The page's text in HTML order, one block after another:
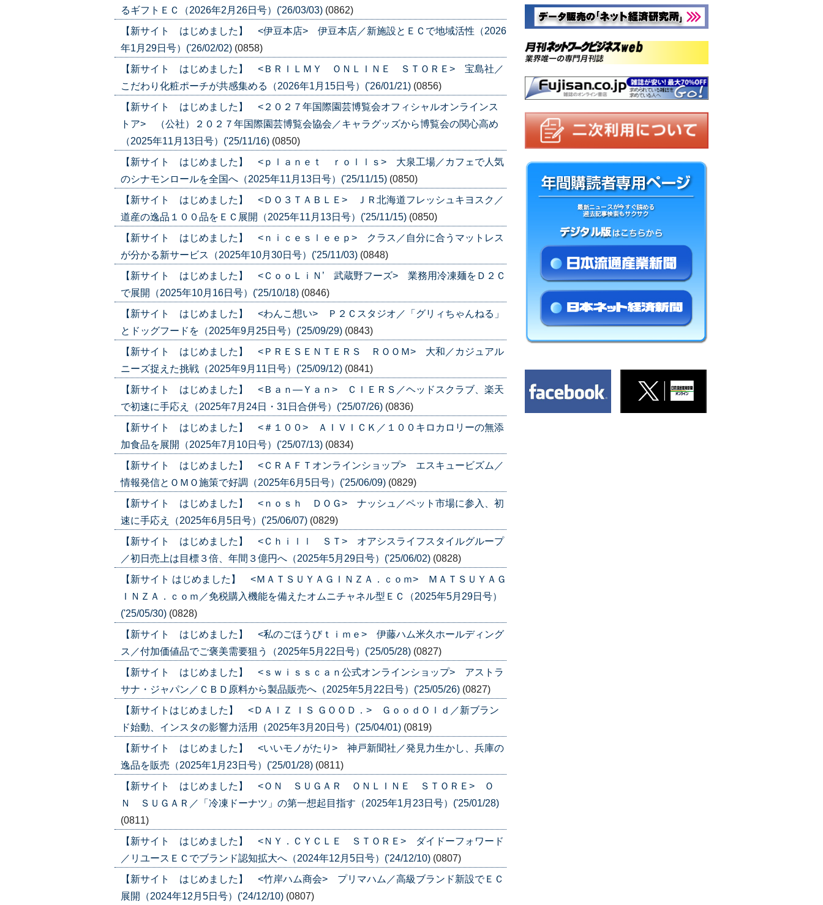
るギフトＥＣ（2026年2月26日号）('26/03/03) (0862)
【新サイト はじめました】 <伊豆本店> 伊豆本店／新施設とＥＣで地域活性（2026
年1月29日号）('26/02/02) (0858)
【新サイト はじめました】 <ＢＲＩＬＭＹ ＯＮＬＩＮＥ ＳＴＯＲＥ> 宝島社／
こだわり化粧ポーチが共感集める（2026年1月15日号）('26/01/21) (0856)
【新サイト はじめました】 <２０２７年国際園芸博覧会オフィシャルオンラインス
トア> （公社）２０２７年国際園芸博覧会協会／キャラグッズから博覧会の関心高め
（2025年11月13日号）('25/11/16) (0850)
【新サイト はじめました】 <ｐｌａｎｅｔ ｒｏｌｌｓ> 大泉工場／カフェで人気
のシナモンロールを全国へ（2025年11月13日号）('25/11/15) (0850)
【新サイト はじめました】 <ＤＯ３ＴＡＢＬＥ> ＪＲ北海道フレッシュキヨスク／
道産の逸品１００品をＥＣ展開（2025年11月13日号）('25/11/15) (0850)
【新サイト はじめました】 <ｎｉｃｅｓｌｅｅｐ> クラス／自分に合うマットレス
が分かる新サービス（2025年10月30日号）('25/11/03) (0848)
【新サイト はじめました】 <ＣｏｏＬｉＮ’ 武蔵野フーズ> 業務用冷凍麺をＤ２Ｃ
で展開（2025年10月16日号）('25/10/18) (0846)
【新サイト はじめました】 <わんこ想い> Ｐ２Ｃスタジオ／「グリィちゃんねる」
とドッグフードを（2025年9月25日号）('25/09/29) (0843)
【新サイト はじめました】 <ＰＲＥＳＥＮＴＥＲＳ ＲＯＯＭ> 大和／カジュアル
ニーズ捉えた挑戦（2025年9月11日号）('25/09/12) (0841)
【新サイト はじめました】 <Ｂａｎ―Ｙａｎ> ＣＩＥＲＳ／ヘッドスクラブ、楽天
で初速に手応え（2025年7月24日・31日合併号）('25/07/26) (0836)
【新サイト はじめました】 <＃１００> ＡＩＶＩＣＫ／１００キロカロリーの無添
加食品を展開（2025年7月10日号）('25/07/13) (0834)
【新サイト はじめました】 <ＣＲＡＦＴオンラインショップ> エスキュービズム／
情報発信とＯＭＯ施策で好調（2025年6月5日号）('25/06/09) (0829)
【新サイト はじめました】 <ｎｏｓｈ ＤＯＧ> ナッシュ／ペット市場に参入、初
速に手応え（2025年6月5日号）('25/06/07) (0829)
【新サイト はじめました】 <Ｃｈｉｌｌ ＳＴ> オアシスライフスタイルグループ
／初日売上は目標３倍、年間３億円へ（2025年5月29日号）('25/06/02) (0828)
【新サイト はじめました】 <ＭＡＴＳＵＹＡＧＩＮＺＡ．ｃｏｍ> ＭＡＴＳＵＹＡＧ
ＩＮＺＡ．ｃｏｍ／免税購入機能を備えたオムニチャネル型ＥＣ（2025年5月29日号）
('25/05/30) (0828)
【新サイト はじめました】 <私のごほうびｔｉｍｅ> 伊藤ハム米久ホールディング
ス／付加価値品でご褒美需要狙う（2025年5月22日号）('25/05/28) (0827)
【新サイト はじめました】 <ｓｗｉｓｓｃａｎ公式オンラインショップ> アストラ
サナ・ジャパン／ＣＢＤ原料から製品販売へ（2025年5月22日号）('25/05/26) (0827)
【新サイトはじめました】 <ＤＡＩＺ ＩＳ ＧＯＯＤ．> ＧｏｏｄＯｌｄ／新ブラン
ド始動、インスタの影響力活用（2025年3月20日号）('25/04/01) (0819)
【新サイト はじめました】 <いいモノがたり> 神戸新聞社／発見力生かし、兵庫の
逸品を販売（2025年1月23日号）('25/01/28) (0811)
【新サイト はじめました】 <ＯＮ ＳＵＧＡＲ ＯＮＬＩＮＥ ＳＴＯＲＥ> Ｏ
Ｎ ＳＵＧＡＲ／「冷凍ドーナツ」の第一想起目指す（2025年1月23日号）('25/01/28)
(0811)
【新サイト はじめました】 <ＮＹ．ＣＹＣＬＥ ＳＴＯＲＥ> ダイドーフォワード
／リユースＥＣでブランド認知拡大へ（2024年12月5日号）('24/12/10) (0807)
【新サイト はじめました】 <竹岸ハム商会> プリマハム／高級ブランド新設でＥＣ
展開（2024年12月5日号）('24/12/10) (0807)